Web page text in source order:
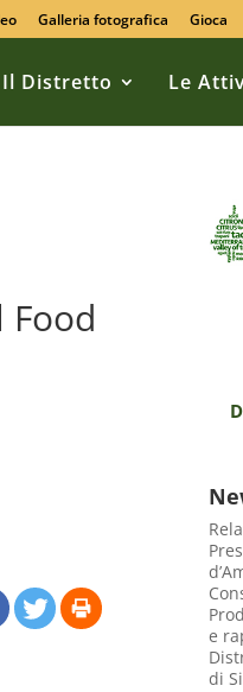
Galleria fotografica Gioca
Il Distretto Le
e
di